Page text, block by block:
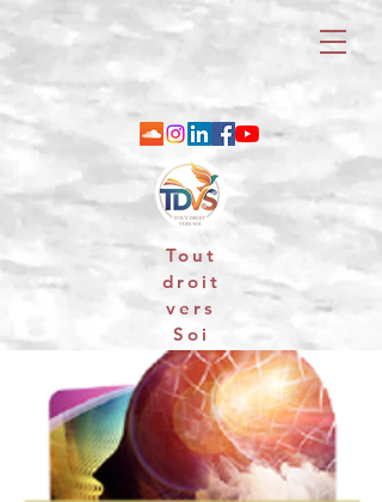
06 88 25 79 74 / email : contact
Tout
droit
vers
Soi